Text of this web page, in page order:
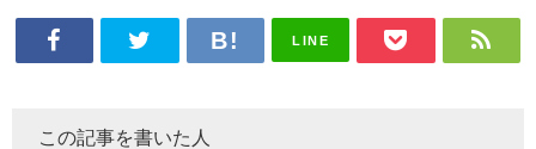
LINE
この記事を書いた人